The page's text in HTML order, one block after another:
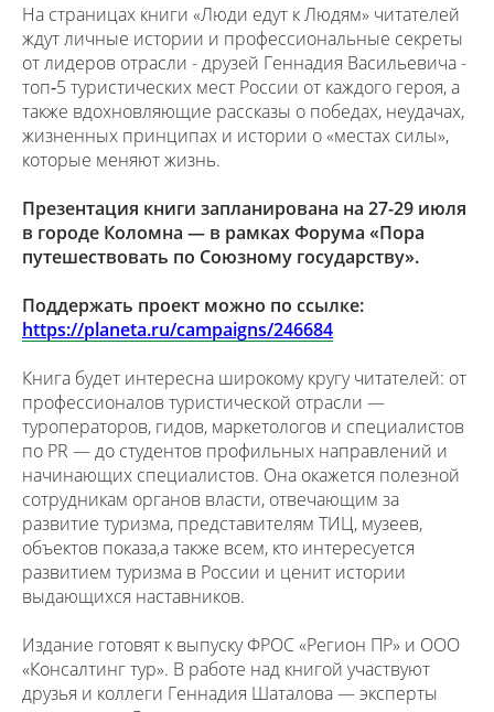
На страницах книги «Люди едут к Людям» читателей
ждут личные истории и профессиональные секреты
от лидеров отрасли - друзей Геннадия Васильевича -
топ‑5 туристических мест России от каждого героя, а
также вдохновляющие рассказы о победах, неудачах,
жизненных принципах и истории о «местах силы»,
которые меняют жизнь.
Презентация книги запланирована на 27-29 июля
в городе Коломна — в рамках Форума «Пора
путешествовать по Союзному государству».
Поддержать проект можно по ссылке:
https://planeta.ru/campaigns/246684
Книга будет интересна широкому кругу читателей: от
профессионалов туристической отрасли —
туроператоров, гидов, маркетологов и специалистов
по PR — до студентов профильных направлений и
начинающих специалистов. Она окажется полезной
сотрудникам органов власти, отвечающим за
развитие туризма, представителям ТИЦ, музеев,
объектов показа,а также всем, кто интересуется
развитием туризма в России и ценит истории
выдающихся наставников.
Издание готовят к выпуску ФРОС «Регион ПР» и ООО
«Консалтинг тур». В работе над книгой участвуют
друзья и коллеги Геннадия Шаталова — эксперты